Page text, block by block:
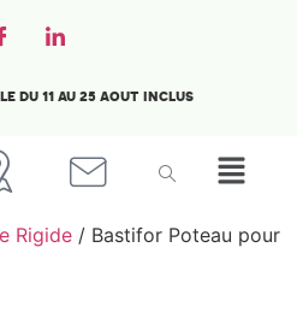
du 11 au 25 aout inclus
Rigide / Bastifor Poteau pour